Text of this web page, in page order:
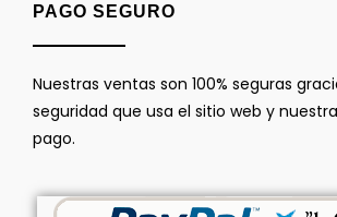
PAGO SEGURO
Nuestras ventas son 100% seguras
seguridad que usa el sitio web y
pago.